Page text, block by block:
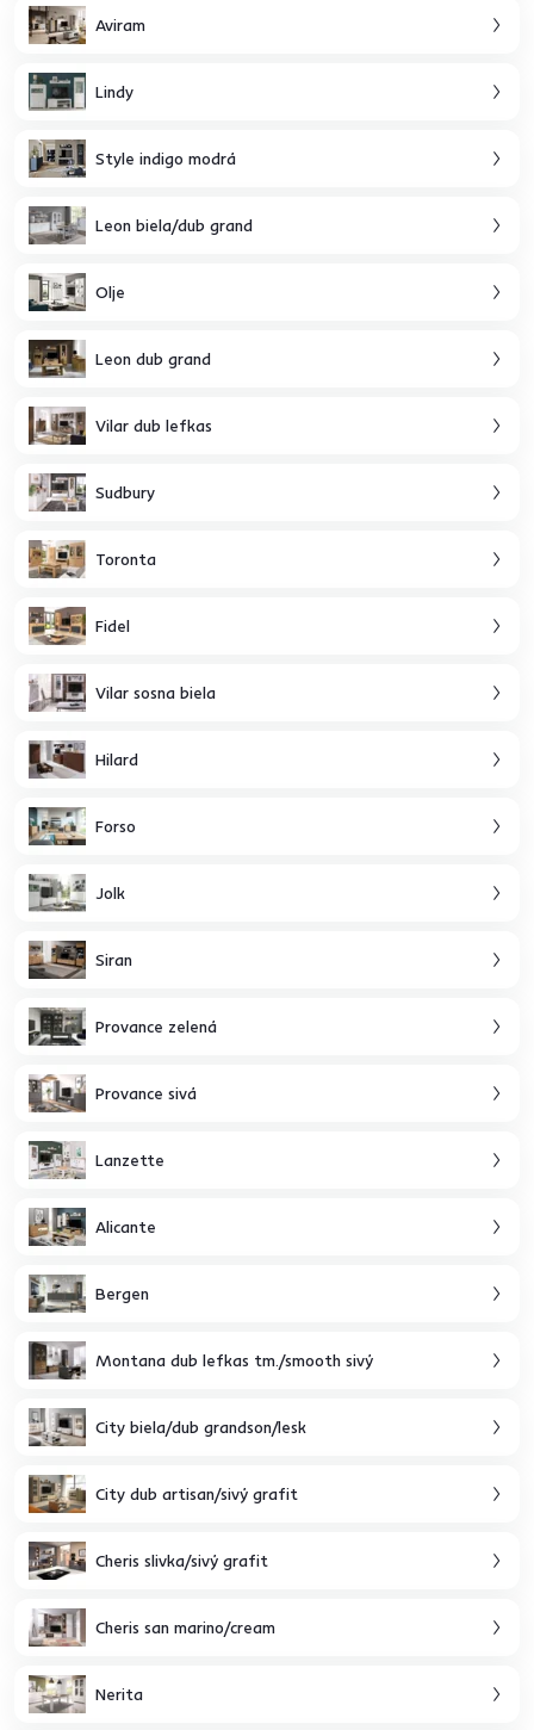
Aviram
Lindy
Style indigo modrá
Leon biela/dub grand
Olje
Leon dub grand
Vilar dub lefkas
Sudbury
Toronta
Fidel
Vilar sosna biela
Hilard
Forso
Jolk
Siran
Provance zelená
Provance sivá
Lanzette
Alicante
Bergen
Montana dub lefkas tm./smooth sivý
City biela/dub grandson/lesk
City dub artisan/sivý grafit
Cheris slivka/sivý grafit
Cheris san marino/cream
Nerita